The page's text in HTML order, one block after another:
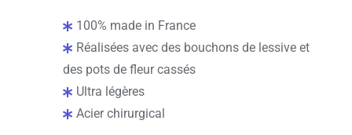
et
blanc
-
Unité
100% made in France
Réalisées avec des bouchons de lessive et
des pots de fleur cassés
Ultra légères
Acier chirurgical